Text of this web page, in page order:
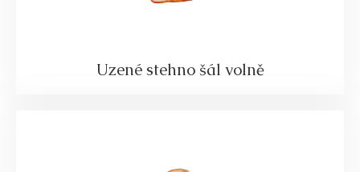
Uzené stehno šál volně